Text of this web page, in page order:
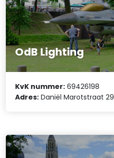
OdB Lighting
KvK nummer: 69426198
Adres: Daniël Marotstraat 29